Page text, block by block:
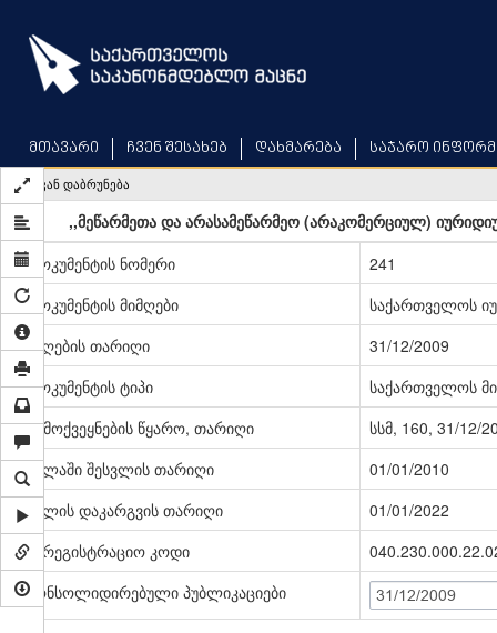
main
content
მთავარი ჩვენ შესახებ დახმარება საჯარო
უკან დაბრუნება
,,მეწარმეთა და არასამეწარმეო (არაკომერციულ)
დოკუმენტის ნომერი
241
დოკუმენტის მიმღები
საქართველოს
მიღების თარიღი
31/12/2009
დოკუმენტის ტიპი
საქართველოს
გამოქვეყნების წყარო, თარიღი
სსმ, 160, 31/12/
ძალაში შესვლის თარიღი
01/01/2010
ძალის დაკარგვის თარიღი
01/01/2022
სარეგისტრაციო კოდი
კონსოლიდირებული პუბლიკაციები
31/12/2009